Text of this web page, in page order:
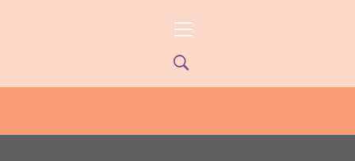
principal
ONCE PARANÁ YOUTUBE/PYPNEWS –